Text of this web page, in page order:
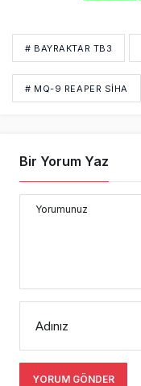
# BAYRAKTAR TB3
# MQ-9 REAPER SİHA
Bir Yorum Yaz
Yorumunuz
Adınız
YORUM GÖNDER